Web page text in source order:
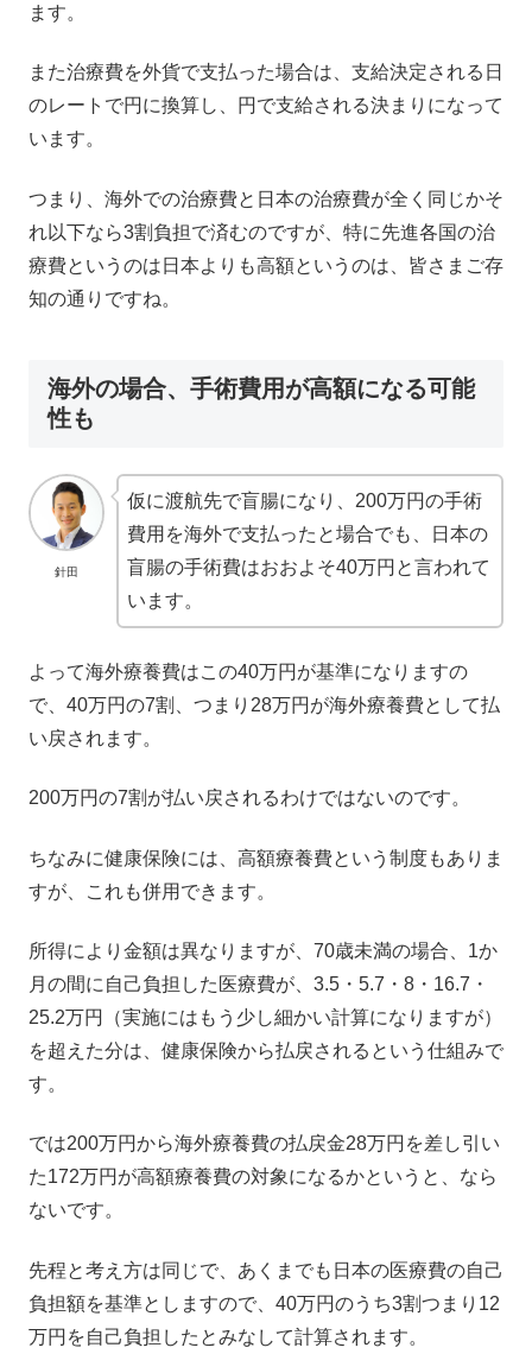
ます。
また治療費を外貨で支払った場合は、支給決定される日
のレートで円に換算し、円で支給される決まりになって
います。
つまり、海外での治療費と日本の治療費が全く同じかそ
れ以下なら3割負担で済むのですが、特に先進各国の治
療費というのは日本よりも高額というのは、皆さまご存
知の通りですね。
海外の場合、手術費用が高額になる可能
性も
針田
仮に渡航先で盲腸になり、200万円の手術
費用を海外で支払ったと場合でも、日本の
盲腸の手術費はおおよそ40万円と言われて
います。
よって海外療養費はこの40万円が基準になりますの
で、40万円の7割、つまり28万円が海外療養費として払
い戻されます。
200万円の7割が払い戻されるわけではないのです。
ちなみに健康保険には、高額療養費という制度もありま
すが、これも併用できます。
所得により金額は異なりますが、70歳未満の場合、1か
月の間に自己負担した医療費が、3.5・5.7・8・16.7・
25.2万円（実施にはもう少し細かい計算になりますが）
を超えた分は、健康保険から払戻されるという仕組みで
す。
では200万円から海外療養費の払戻金28万円を差し引い
た172万円が高額療養費の対象になるかというと、なら
ないです。
先程と考え方は同じで、あくまでも日本の医療費の自己
負担額を基準としますので、40万円のうち3割つまり12
万円を自己負担したとみなして計算されます。